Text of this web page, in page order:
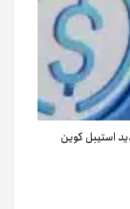
استیبل کوین